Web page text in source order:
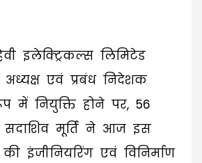
हेवी इलेक्ट्रिकल्स लिमिटेड
एवं प्रबंध निदेशक
में नियुक्ति होने पर, 56
सदाशिव मूर्ति ने आज इस
की इंजीनियरिंग एवं विनिर्माण